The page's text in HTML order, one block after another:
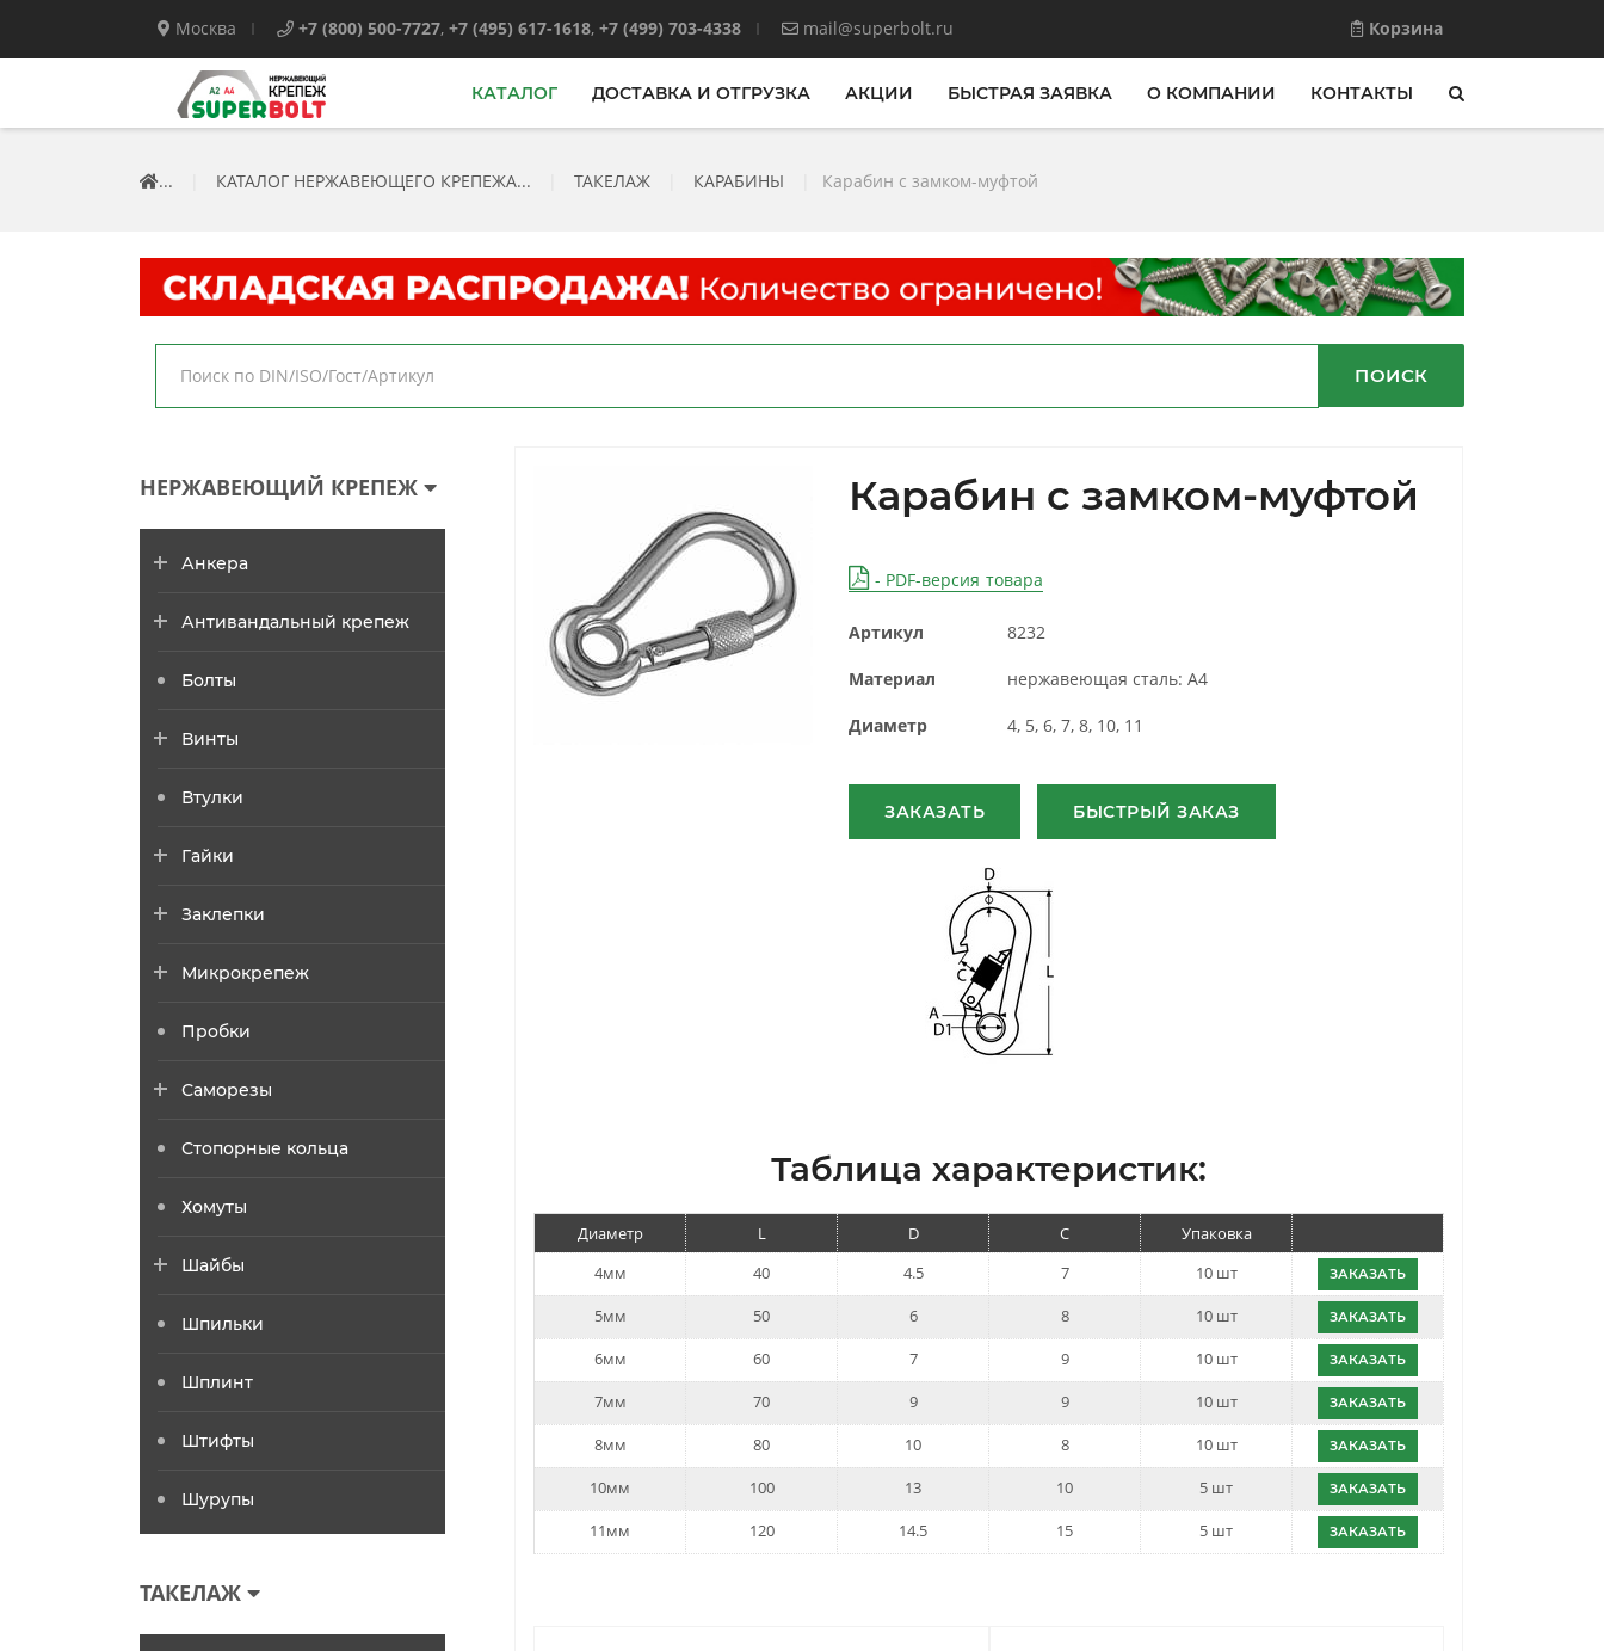
Москва +7 (800) 500-7727, +7 (495) 617-1618, +7 (499) 703-4338 mail@superbolt.ru Корзина
КАТАЛОГ ДОСТАВКА И ОТГРУЗКА АКЦИИ БЫСТРАЯ ЗАЯВКА О КОМПАНИИ КОНТАКТЫ
... КАТАЛОГ НЕРЖАВЕЮЩЕГО КРЕПЕЖА... ТАКЕЛАЖ КАРАБИНЫ Карабин с замком-муфтой
ПОИСК
Карабин с замком-муфтой
- PDF-версия товара
Артикул 8232
Материал нержавеющая сталь: A4
Диаметр 4, 5, 6, 7, 8, 10, 11
ЗАКАЗАТЬ БЫСТРЫЙ ЗАКАЗ
Таблица характеристик:
Диаметр L D C
Упаковка
4мм
40 4.5 7 10 шт ЗАКАЗАТЬ
5мм 50 6 8 10 шт ЗАКАЗАТЬ
6мм 60 7 9 10 шт ЗАКАЗАТЬ
7мм 70 9 9 10 шт ЗАКАЗАТЬ
8мм 80 10 8 10 шт ЗАКАЗАТЬ
10мм 100 13 10 5 шт ЗАКАЗАТЬ
11мм 120 14.5 15 5 шт ЗАКАЗАТЬ
НЕРЖАВЕЮЩИЙ КРЕПЕЖ
Анкера
Антивандальный крепеж
Болты
Винты
Втулки
Гайки
Заклепки
Микрокрепеж
Пробки
Саморезы
Стопорные кольца
Хомуты
Шайбы
Шпильки
Шплинт
Штифты
Шурупы
ТАКЕЛАЖ